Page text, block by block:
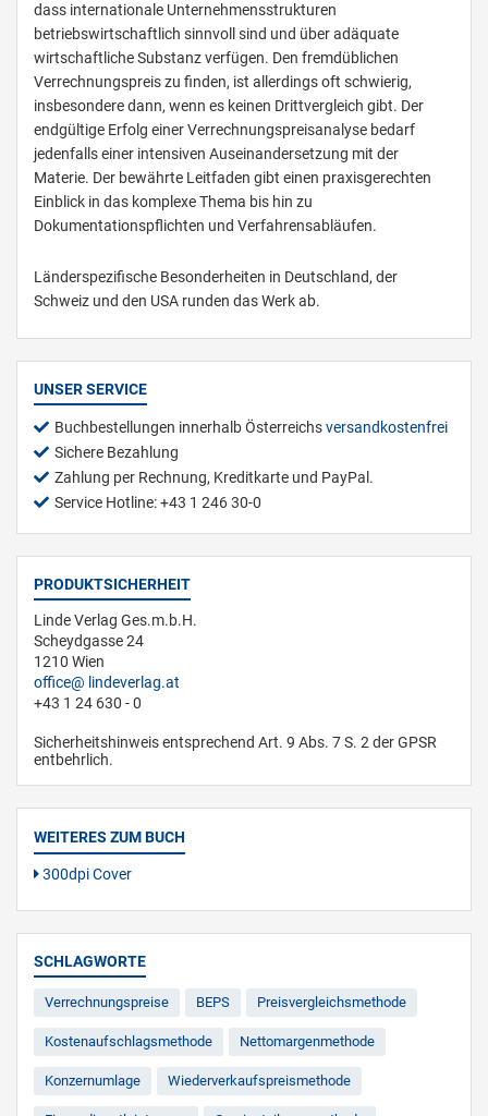
dass internationale Unternehmensstrukturen
betriebswirtschaftlich sinnvoll sind und über adäquate
wirtschaftliche Substanz verfügen. Den fremdüblichen
Verrechnungspreis zu finden, ist allerdings oft schwierig,
insbesondere dann, wenn es keinen Drittvergleich gibt. Der
endgültige Erfolg einer Verrechnungspreisanalyse bedarf
jedenfalls einer intensiven Auseinandersetzung mit der
Materie. Der bewährte Leitfaden gibt einen praxisgerechten
Einblick in das komplexe Thema bis hin zu
Dokumentationspflichten und Verfahrensabläufen.
Länderspezifische Besonderheiten in Deutschland, der
Schweiz und den USA runden das Werk ab.
UNSER SERVICE
Buchbestellungen innerhalb Österreichsversandkostenfrei
Sichere Bezahlung
Zahlung per Rechnung, Kreditkarte und PayPal.
Service Hotline: +43 1 246 30-0
PRODUKTSICHERHEIT
Linde Verlag Ges.m.b.H.
Scheydgasse 24
1210 Wien
office
lindeverlag.at
+43 1 24 630 - 0
Sicherheitshinweis entsprechend Art. 9 Abs. 7 S. 2 der GPSR
entbehrlich.
WEITERES ZUM BUCH
300dpi Cover
SCHLAGWORTE
Verrechnungspreise BEPS Preisvergleichsmethode
Kostenaufschlagsmethode Nettomargenmethode
Konzernumlage Wiederverkaufspreismethode